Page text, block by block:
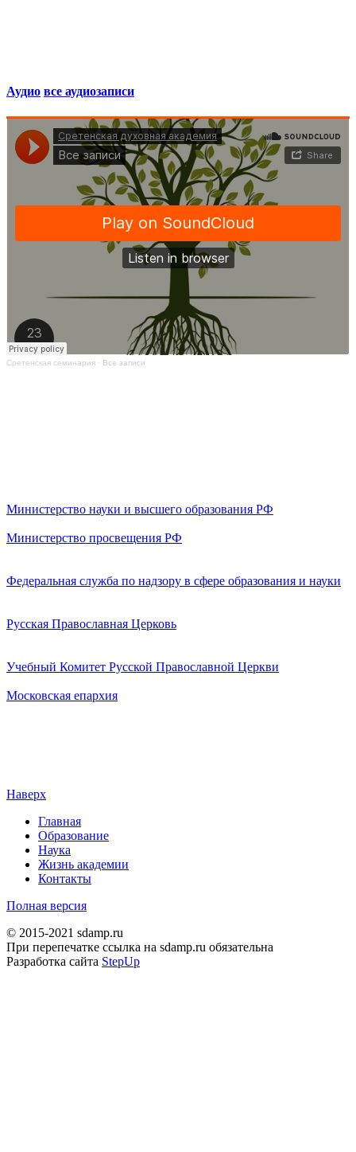
Аудио все аудиозаписи
Сретенская семинария · Все записи
Министерство науки и высшего образования РФ
Министерство просвещения РФ
Федеральная служба по надзору в сфере образования и науки
Русская Православная Церковь
Учебный Комитет Русской Православной Церкви
Московская епархия
Наверх
Главная
Образование
Наука
Жизнь академии
Контакты
Полная версия
© 2015-2021 sdamp.ru
При перепечатке ссылка на sdamp.ru обязательна
Разработка сайта StepUp